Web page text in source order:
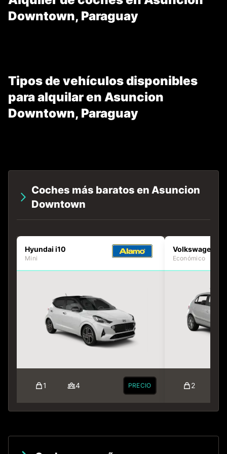
Downtown, Paraguay
Tipos de vehículos disponibles
para alquilar en Asuncion
Downtown, Paraguay
Coches más baratos en Asuncion
Downtown
Hyundai i10
Mini
1 4 PRECIO
Volkswagen
Económico
2